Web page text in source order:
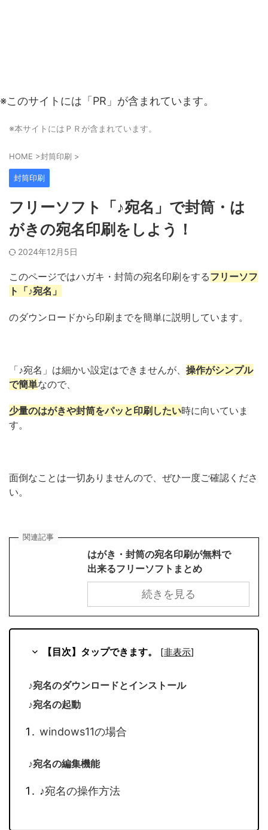
※このサイトには「PR」が含まれています。
※本サイトにはＰＲが含まれています。
HOME >封筒印刷 >
封筒印刷
フリーソフト「♪宛名」で封筒・は
がきの宛名印刷をしよう！
2024年12月5日
このページではハガキ・封筒の宛名印刷をするフリーソフ
ト「♪宛名」
のダウンロードから印刷までを簡単に説明しています。
「♪宛名」は細かい設定はできませんが、 操作がシンプル
で簡単なので、
少量のはがきや封筒をパッと印刷したい時に向いていま
す。
面倒なことは一切ありませんので、ぜひ一度ご確認くださ
い。
関連記事
はがき・封筒の宛名印刷が無料で
出来るフリーソフトまとめ
続きを見る
【目次】タップできます。 [非表示]
♪宛名のダウンロードとインストール
♪宛名の起動
windows11の場合
♪宛名の編集機能
♪宛名の操作方法